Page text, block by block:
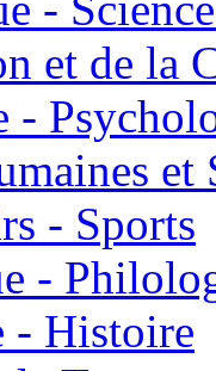
et de la
-
et
- Sports
-
- Histoire